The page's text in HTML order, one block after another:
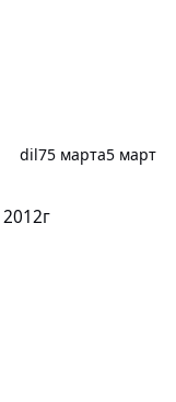
dil75 марта5 март